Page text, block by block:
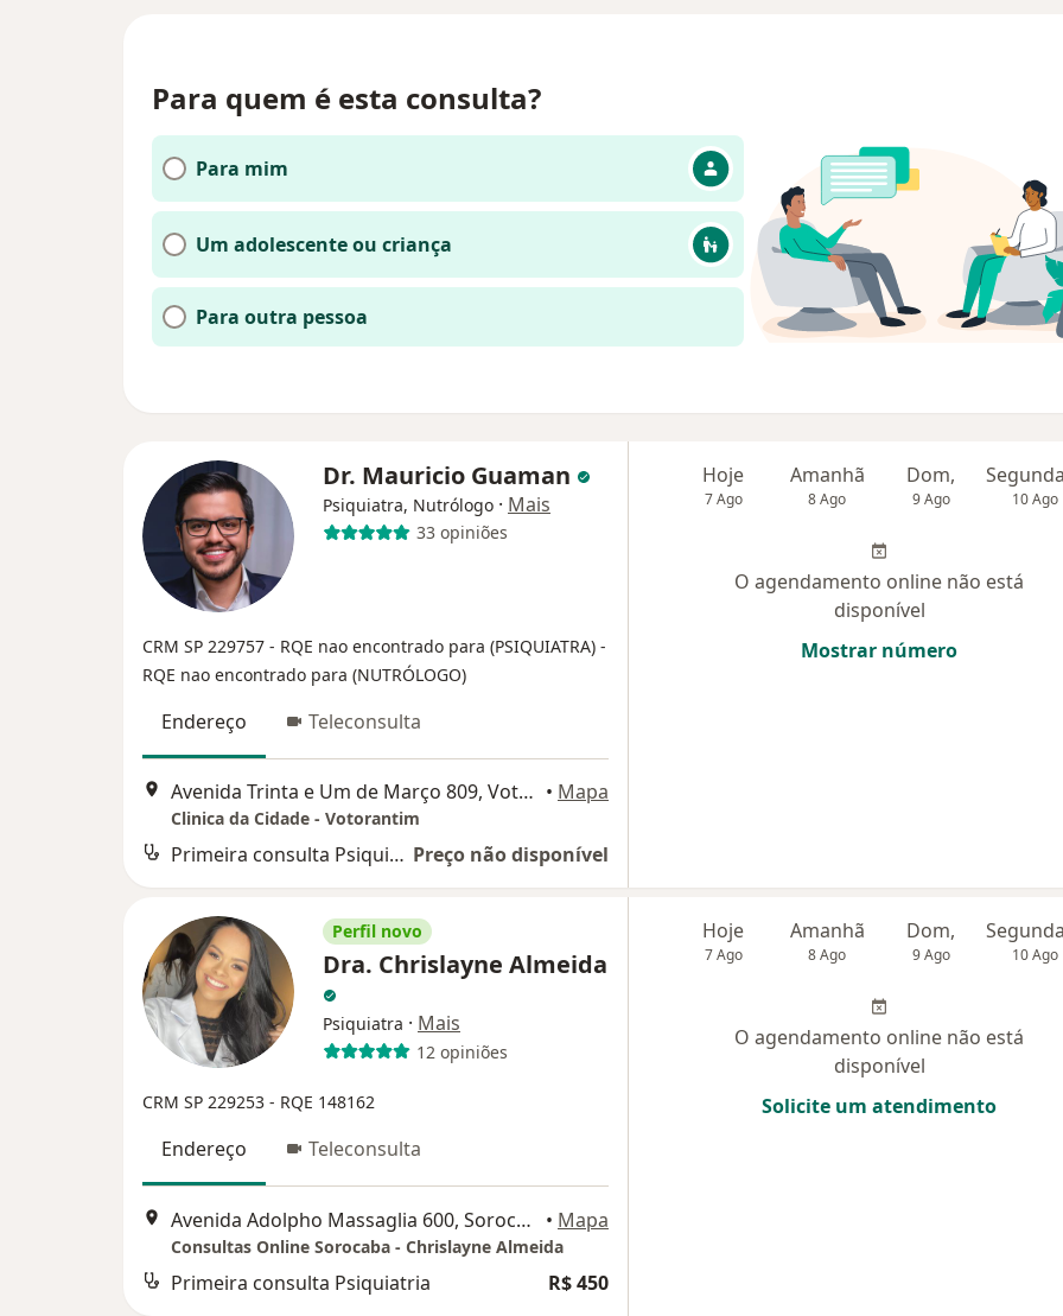
Para quem é esta consulta?
Para mim
Um adolescente ou criança
Para outra pessoa
Dr. Mauricio Guaman
Psiquiatra, Nutrólogo · Mais
33 opiniões
CRM SP 229757 - RQE nao encontrado para (PSIQUIATRA) -
RQE nao encontrado para (NUTRÓLOGO)
Endereço Teleconsulta
Avenida Trinta e Um de Março 809, Votorantim • Mapa
Clinica da Cidade - Votorantim
Primeira consulta Psiquiatria Preço não disponível
Hoje
7 Ago
Amanhã
8 Ago
Dom,
9 Ago 10 Ago
O agendamento online não está
disponível
Mostrar número
Perfil novo
Dra. Chrislayne Almeida
Psiquiatra · Mais
12 opiniões
CRM SP 229253 - RQE 148162
Endereço Teleconsulta
Avenida Adolpho Massaglia 600, Sorocaba • Mapa
Consultas Online Sorocaba - Chrislayne Almeida
Primeira consulta Psiquiatria R$ 450
Hoje
7 Ago
Amanhã
8 Ago
Dom,
9 Ago 10 Ago
O agendamento online não está
disponível
Solicite um atendimento